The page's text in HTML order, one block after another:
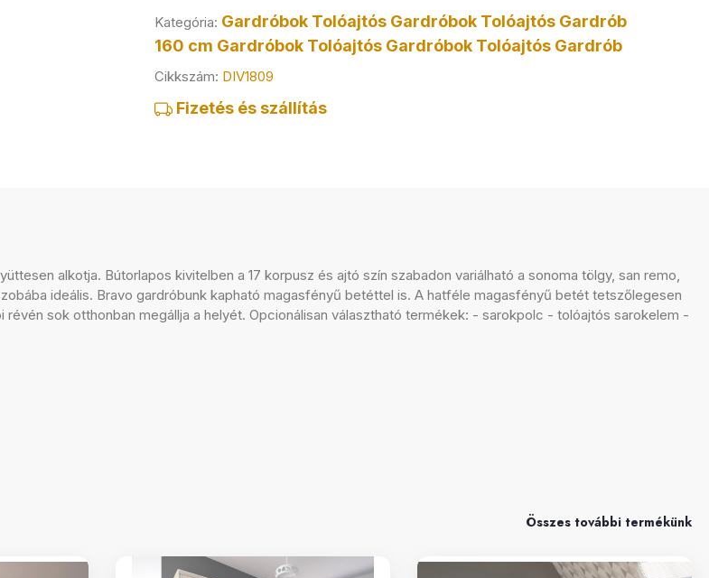
Kategória: Gardróbok Tolóajtós Gardróbok Tolóajtós Gardrób
160 cm Gardróbok Tolóajtós Gardróbok Tolóajtós Gardrób
Cikkszám: DIV1809
Fizetés és szállítás
alkotja. Bútorlapos kivitelben a 17 korpusz és ajtó szín szabadon variálható a sonoma tölgy, san remo,
ideális. Bravo gardróbunk kapható magasfényű betéttel is. A hatféle magasfényű betét tetszőlegesen
sok otthonban megállja a helyét. Opcionálisan választható termékek: - sarokpolc - tolóajtós sarokelem -
Összes további termékünk